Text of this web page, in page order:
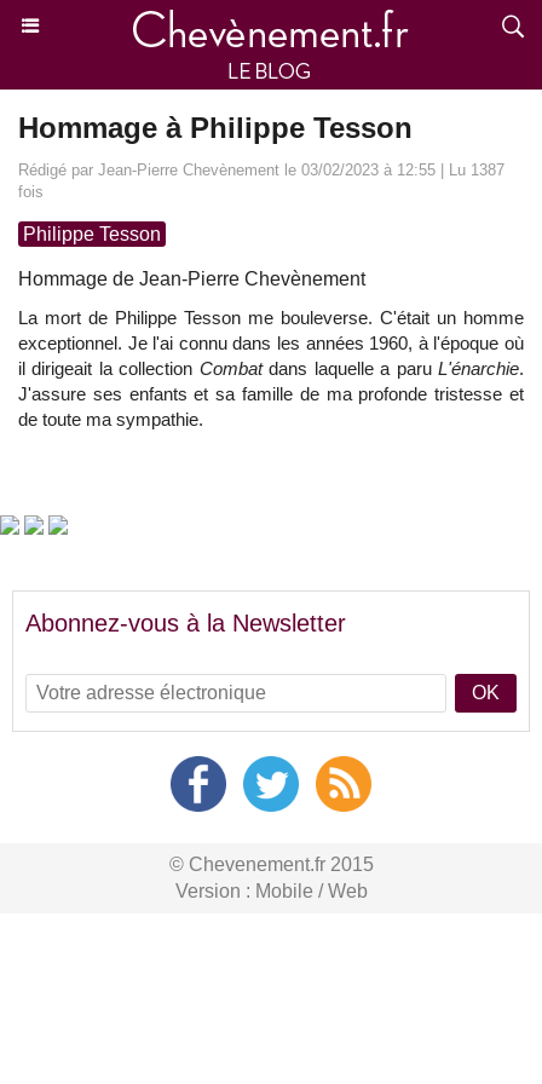
Hommage à Philippe Tesson
Rédigé par Jean-Pierre Chevènement le 03/02/2023 à 12:55 | Lu 1387
fois
Philippe Tesson
Hommage de Jean-Pierre Chevènement
La mort de Philippe Tesson me bouleverse. C'était un homme
exceptionnel. Je l'ai connu dans les années 1960, à l'époque où
il dirigeait la collection Combatdans laquelle a paruL'énarchie.
J'assure ses enfants et sa famille de ma profonde tristesse et
de toute ma sympathie.
Abonnez-vous à la Newsletter
OK
© Chevenement.fr 2015
Version : Mobile /Web